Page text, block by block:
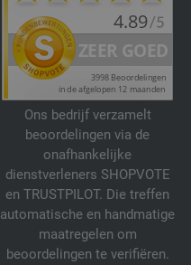
Ons bedrijf verzamelt
beoordelingen via de
onafhankelijke
dienstverleners SHOPVOTE
en TRUSTPILOT. Die treffen
automatische en handmatige
maatregelen om
beoordelingen te verifiëren.